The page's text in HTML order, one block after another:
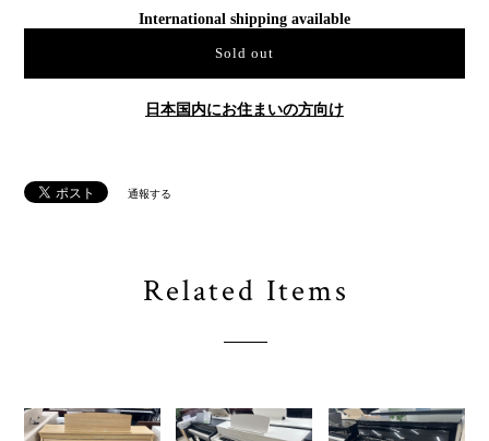
International shipping available
Sold out
日本国内にお住まいの方向け
通報する
Related Items